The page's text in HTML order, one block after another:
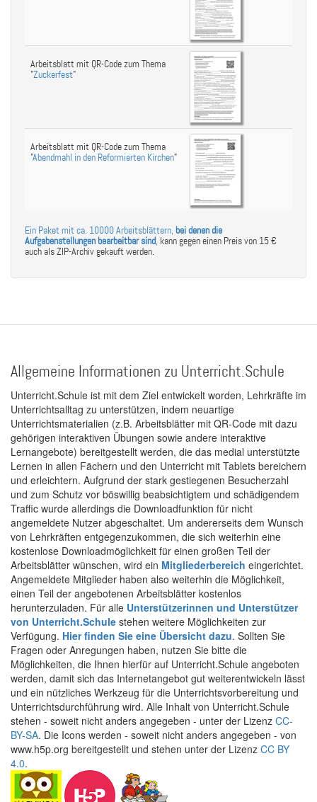
Arbeitsblatt mit QR-Code zum Thema
"Zuckerfest"
Arbeitsblatt mit QR-Code zum Thema
"Abendmahl in den Reformierten Kirchen"
Ein Paket mit ca. 10000 Arbeitsblättern, bei denen die
Aufgabenstellungen bearbeitbar sind, kann gegen einen Preis von 15 €
auch als ZIP-Archiv gekauft werden.
Allgemeine Informationen zu Unterricht.Schule
Unterricht.Schule ist mit dem Ziel entwickelt worden, Lehrkräfte im
Unterrichtsalltag zu unterstützen, indem neuartige
Unterrichtsmaterialien (z.B. Arbeitsblätter mit QR-Code mit dazu
gehörigen interaktiven Übungen sowie andere interaktive
Lernangebote) bereitgestellt werden, die das medial unterstützte
Lernen in allen Fächern und den Unterricht mit Tablets bereichern
und erleichtern. Aufgrund der stark gestiegenen Besucherzahl
und zum Schutz vor böswillig beabsichtigtem und schädigendem
Traffic wurde allerdings die Downloadfunktion für nicht
angemeldete Nutzer abgeschaltet. Um andererseits dem Wunsch
von Lehrkräften entgegenzukommen, die sich weiterhin eine
kostenlose Downloadmöglichkeit für einen großen Teil der
Arbeitsblätter wünschen, wird ein Mitgliederbereich eingerichtet.
Angemeldete Mitglieder haben also weiterhin die Möglichkeit,
einen Teil der angebotenen Arbeitsblätter kostenlos
herunterzuladen. Für alle Unterstützerinnen und Unterstützer
von Unterricht.Schule stehen weitere Möglichkeiten zur
Verfügung. Hier finden Sie eine Übersicht dazu. Sollten Sie
Fragen oder Anregungen haben, nutzen Sie bitte die
Möglichkeiten, die Ihnen hierfür auf Unterricht.Schule angeboten
werden, damit sich das Internetangebot gut weiterentwickeln lässt
und ein nützliches Werkzeug für die Unterrichtsvorbereitung und
Unterrichtsdurchführung wird. Alle Inhalt von Unterricht.Schule
stehen - soweit nicht anders angegeben - unter der Lizenz CC-
BY-SA. Die Icons werden - soweit nicht anders angegeben - von
www.h5p.org bereitgestellt und stehen unter der Lizenz CC BY
4.0.